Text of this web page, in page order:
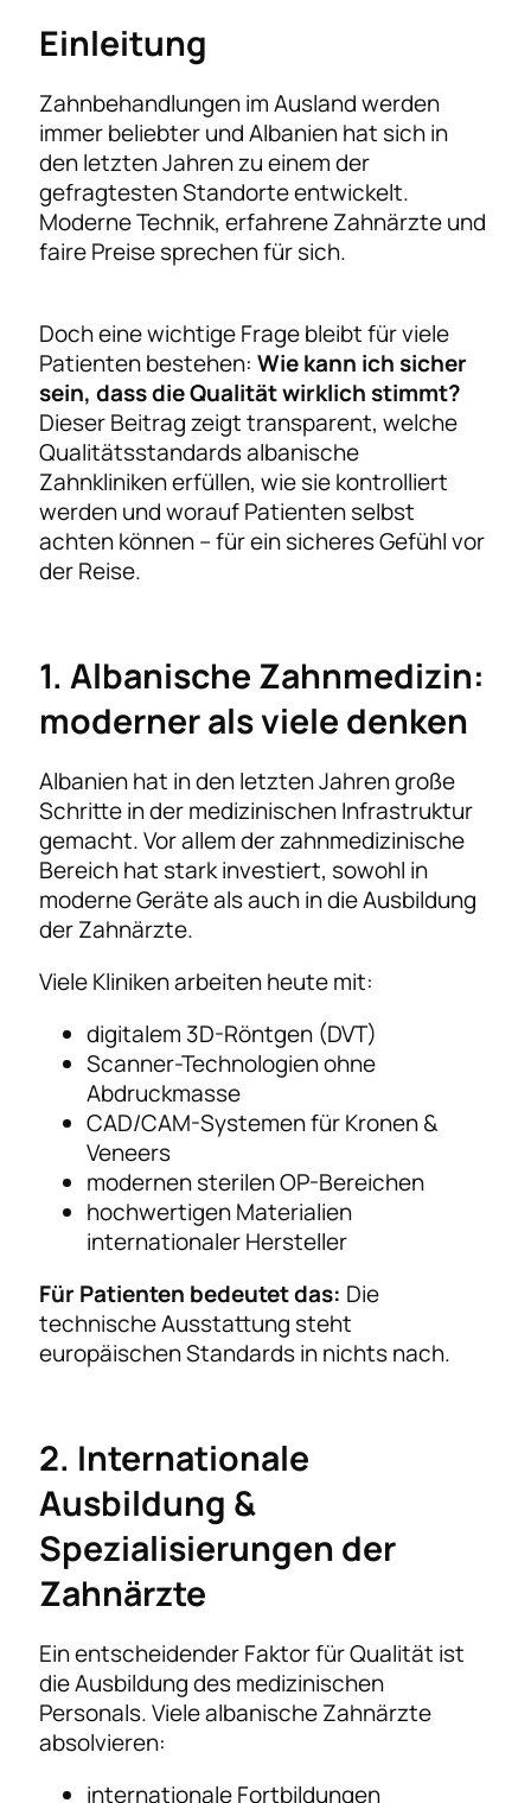
Einleitung
Zahnbehandlungen im Ausland werden
immer beliebter und Albanien hat sich in
den letzten Jahren zu einem der
gefragtesten Standorte entwickelt.
Moderne Technik, erfahrene Zahnärzte und
faire Preise sprechen für sich.
Doch eine wichtige Frage bleibt für viele
Patienten bestehen:Wie kann ich sicher
sein, dass die Qualität wirklich stimmt?
Dieser Beitrag zeigt transparent, welche
Qualitätsstandards albanische
Zahnkliniken erfüllen, wie sie kontrolliert
werden und worauf Patienten selbst
achten können – für ein sicheres Gefühl vor
der Reise.
1. Albanische Zahnmedizin:
moderner als viele denken
Albanien hat in den letzten Jahren große
Schritte in der medizinischen Infrastruktur
gemacht. Vor allem der zahnmedizinische
Bereich hat stark investiert, sowohl in
moderne Geräte als auch in die Ausbildung
der Zahnärzte.
Viele Kliniken arbeiten heute mit:
digitalem 3D-Röntgen (DVT)
Scanner-Technologien ohne
Abdruckmasse
CAD/CAM-Systemen für Kronen &
Veneers
modernen sterilen OP-Bereichen
hochwertigen Materialien
internationaler Hersteller
Für Patienten bedeutet das: Die
technische Ausstattung steht
europäischen Standards in nichts nach.
2. Internationale
Ausbildung &
Spezialisierungen der
Zahnärzte
Ein entscheidender Faktor für Qualität ist
die Ausbildung des medizinischen
Personals. Viele albanische Zahnärzte
absolvieren:
internationale Fortbildungen